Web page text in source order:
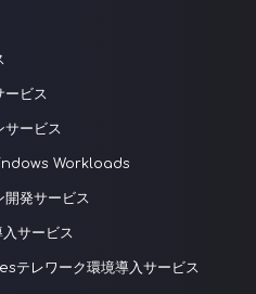
ービス
サービス
Workloads
開発サービス
サービス
レワーク環境導入サービス